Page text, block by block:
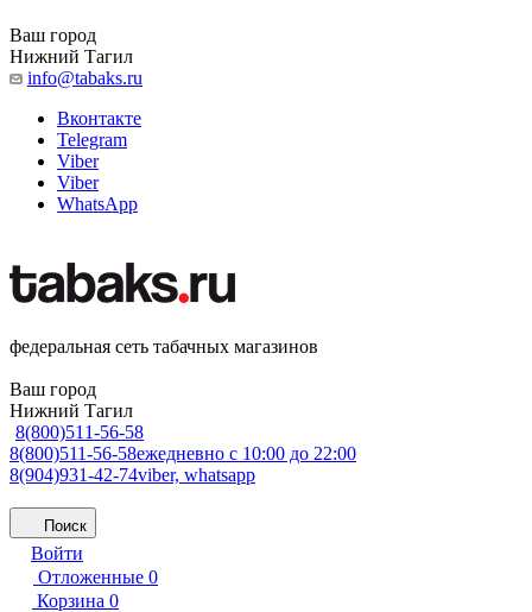
Ваш город
Нижний Тагил
info@tabaks.ru
Вконтакте
Telegram
Viber
Viber
WhatsApp
федеральная сеть табачных магазинов
Ваш город
Нижний Тагил
8(800)511-56-58
8(800)511-56-58ежедневно с 10:00 до 22:00
8(904)931-42-74viber, whatsapp
Поиск
Войти
Отложенные 0
Корзина 0